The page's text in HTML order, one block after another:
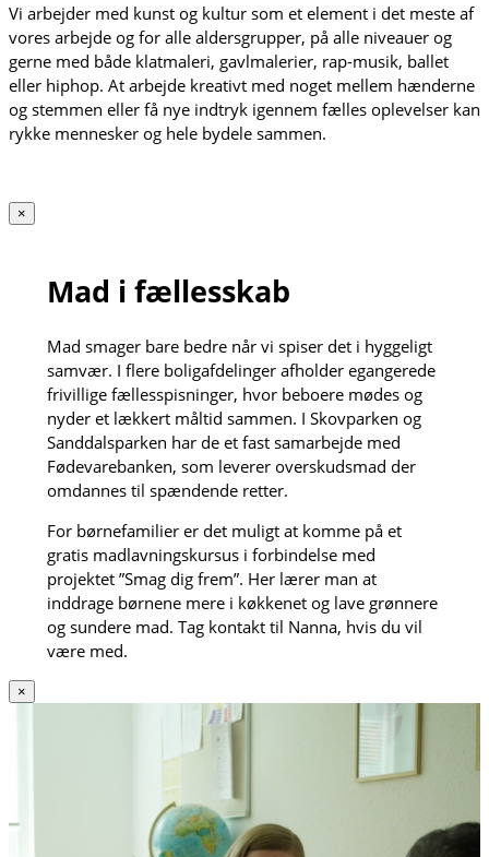
Vi arbejder med kunst og kultur som et element i det meste af
vores arbejde og for alle aldersgrupper, på alle niveauer og
gerne med både klatmaleri, gavlmalerier, rap-musik, ballet
eller hiphop. At arbejde kreativt med noget mellem hænderne
og stemmen eller få nye indtryk igennem fælles oplevelser kan
rykke mennesker og hele bydele sammen.
×
Mad i fællesskab
Mad smager bare bedre når vi spiser det i hyggeligt
samvær. I flere boligafdelinger afholder egangerede
frivillige fællesspisninger, hvor beboere mødes og
nyder et lækkert måltid sammen. I Skovparken og
Sanddalsparken har de et fast samarbejde med
Fødevarebanken, som leverer overskudsmad der
omdannes til spændende retter.
For børnefamilier er det muligt at komme på et
gratis madlavningskursus i forbindelse med
projektet ”Smag dig frem”. Her lærer man at
inddrage børnene mere i køkkenet og lave grønnere
og sundere mad. Tag kontakt til Nanna, hvis du vil
være med.
×